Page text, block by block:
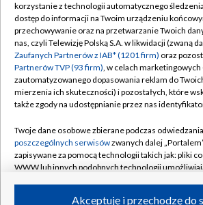
TVP
Abonament TVP
Emisja w TVP
Centrum informacji TVP
Naziemna Telewizja Cyfrowa
Rada Programowa
System NOS
Informacje o nadawcy
Regulamin TVP
Polityka
Moje zgody
Pomoc
Kontakt
Kanały
korzystanie z technologii automatycznego
dostęp do informacji na Twoim urządzeniu
przechowywanie oraz na przetwarzanie Twoich
nas, czyli Telewizję Polską S.A. w likwidacji (zwaną
Zaufanych Partnerów z IAB* (1201 firm) oraz
Partnerów TVP (93 firm), w celach marketingowych
zautomatyzowanego dopasowania reklam do
mierzenia ich skuteczności) i pozostałych, które
także zgody na udostępnianie przez nas
Twoje dane osobowe zbierane podczas
poszczególnych serwisówzwanych dalej
zapisywane za pomocą technologii takich jak: pliki
WWW lub innych podobnych technologii
Akceptuję i przechodzę do